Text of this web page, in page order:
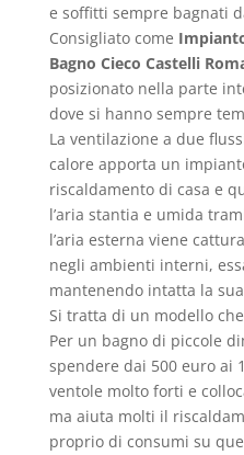
e soffitti sempre bagnati
Consigliato come
Bagno Cieco Castelli
posizionato nella parte
dove si hanno sempre
La ventilazione a due
calore apporta un
riscaldamento di casa e
l’aria stantia e umida
l’aria esterna viene
negli ambienti interni,
mantenendo intatta la
Si tratta di un modello
Per un bagno di piccole
spendere dai 500 euro ai
ventole molto forti e
ma aiuta molti il
proprio di consumi su